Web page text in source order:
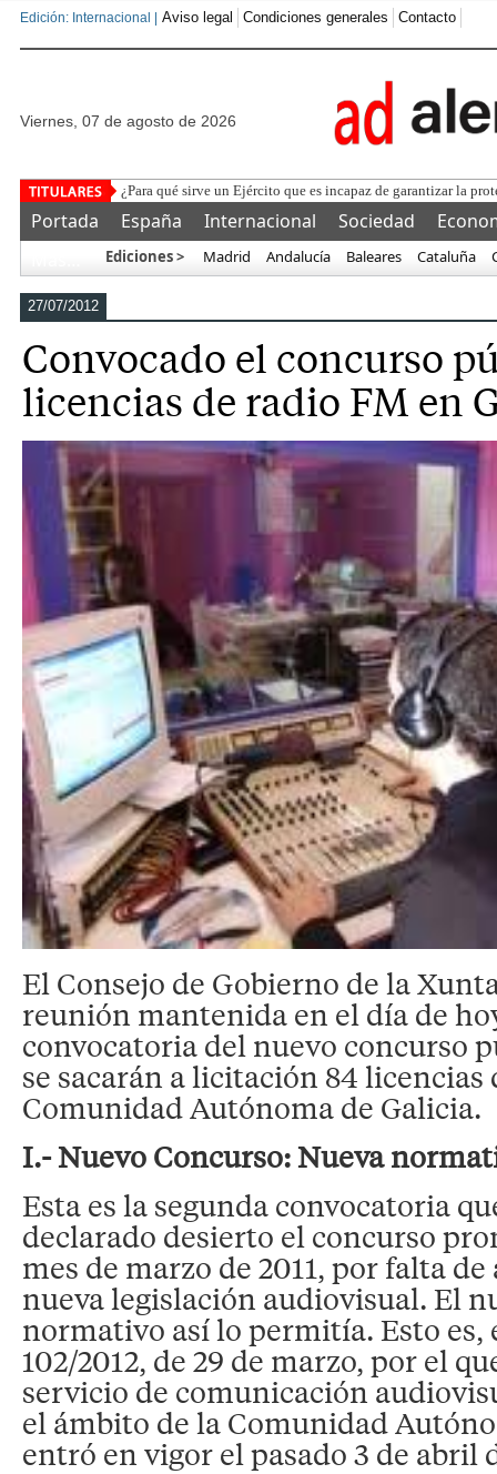
Edición: Internacional | Aviso legal Condiciones generales Contacto
viernes, 07 de agosto de 2026
La Federación y la UEFA p
Portada España Internacional Sociedad
Ediciones > Madrid Andalucía Baleares Cataluña
27/07/2012
Convocado el concurso
licencias de radio FM en
El Consejo de Gobierno de la
reunión mantenida en el día de
convocatoria del nuevo concurso
se sacarán a licitación 84 licencias
Comunidad Autónoma de Galicia.
I.- Nuevo Concurso: Nueva
Esta es la segunda convocatoria
declarado desierto el concurso
mes de marzo de 2011, por falta
nueva legislación audiovisual. El
normativo así lo permitía. Esto es,
102/2012, de 29 de marzo, por el
servicio de comunicación
el ámbito de la Comunidad
entró en vigor el pasado 3 de abril